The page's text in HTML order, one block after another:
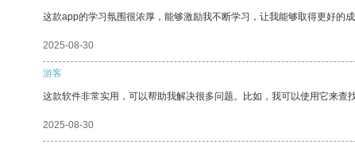
这款app的学习氛围很浓厚，能够激励我不断学习，让我能够取得更好的成
2025-08-30
游客
这款软件非常实用，可以帮助我解决很多问题。比如，我可以使用它来查
2025-08-30